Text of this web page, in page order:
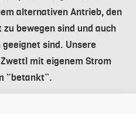
alternativen Antrieb, den
bewegen sind und auch
sind. Unsere
mit eigenem Strom
“betankt”.